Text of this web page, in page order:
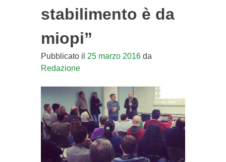
stabilimento è da
miopi”
Pubblicato il 25 marzo 2016da
Redazione